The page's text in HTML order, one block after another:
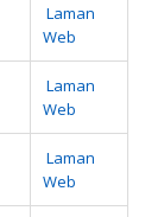
Laman
Web
Laman
Web
Laman
Web